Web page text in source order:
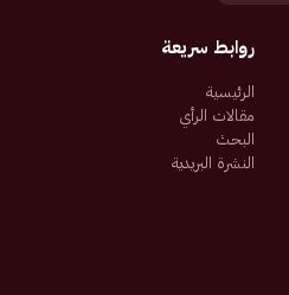
روابط سريعة
الرئيسية
مقالات الرأي
البحث
النشرة البريدية